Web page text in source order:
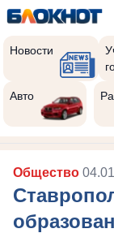
Новости
Авто
Общество